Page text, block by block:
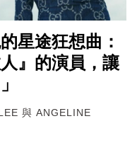
星途狂想曲：
』的演員，讓
與 ANGELINE